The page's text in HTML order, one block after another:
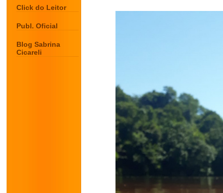
Click do Leitor
Publ. Oficial
Blog Sabrina
Cicareli